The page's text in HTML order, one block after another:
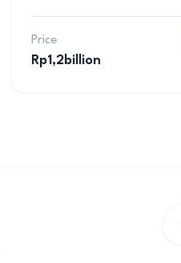
Price
Rp1,2billion